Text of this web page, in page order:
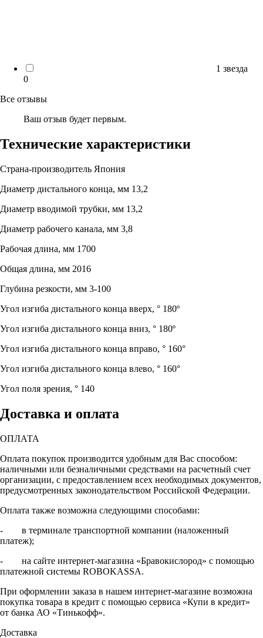
1 звезда
0
Все отзывы
Ваш отзыв будет первым.
Технические характеристики
Страна-производитель Япония
Диаметр дистального конца, мм 13,2
Диаметр вводимой трубки, мм 13,2
Диаметр рабочего канала, мм 3,8
Рабочая длина, мм 1700
Общая длина, мм 2016
Глубина резкости, мм 3-100
Угол изгиба дистального конца вверх, ° 180º
Угол изгиба дистального конца вниз, ° 180º
Угол изгиба дистального конца вправо, ° 160°
Угол изгиба дистального конца влево, ° 160°
Угол поля зрения, ° 140
Доставка и оплата
ОПЛАТА
Оплата покупок производится удобным для Вас способом:
наличными или безналичными средствами на расчетный счет
организации, с предоставлением всех необходимых документов,
предусмотренных законодательством Российской Федерации.
Оплата также возможна следующими способами:
- в терминале транспортной компании (наложенный
платеж);
- на сайте интернет-магазина «Бравокислород» с помощью
платежной системы ROBOKASSA.
При оформлении заказа в нашем интернет-магазине возможна
покупка товара в кредит с помощью сервиса «Купи в кредит»
от банка АО «Тинькофф».
Доставка